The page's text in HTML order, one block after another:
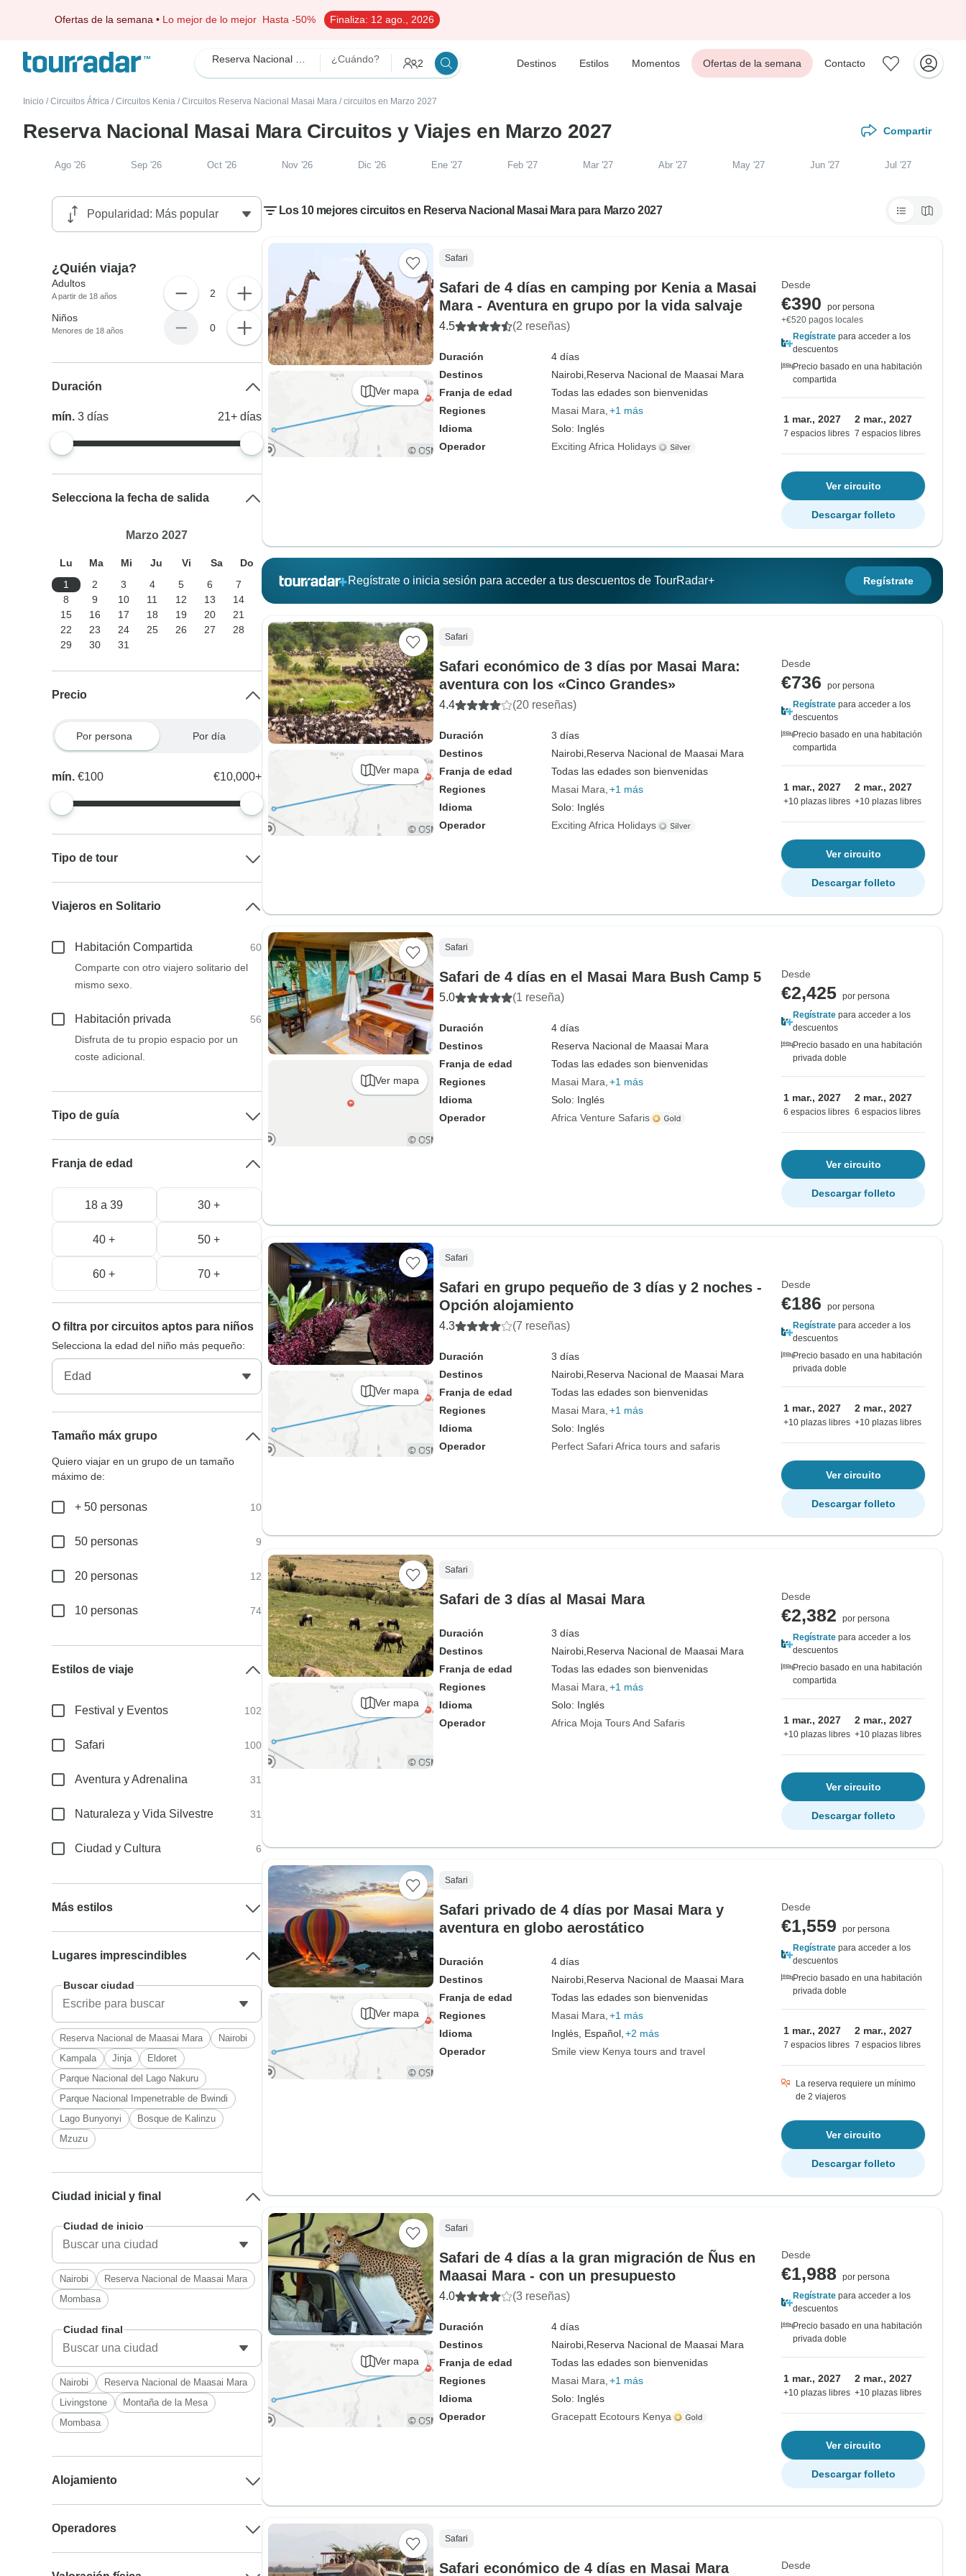
Ofertas de la semana • Lo mejor de lo mejor Hasta -50% Finaliza: 12 ago., 2026
¿Cuándo? 2 Destinos Estilos Momentos Ofertas de la semana Contacto
Inicio / Circuitos África / Circuitos Kenia / Circuitos Reserva Nacional Masai Mara / circuitos en Marzo 2027
Reserva Nacional Masai Mara Circuitos y Viajes en Marzo 2027 Compartir
Ago '26 Sep '26 Oct '26 Nov '26 Dic '26 Ene '27 Feb '27 Mar '27 Abr '27 May '27 Jun '27 Jul '27
Los 10 mejores circuitos en Reserva Nacional Masai Mara para Marzo 2027
Ver mapa
Safari
Safari de 4 días en camping por Kenia a Masai
Mara - Aventura en grupo por la vida salvaje
4.5 (2 reseñas)
Duración
4 días
Destinos
Nairobi, Reserva Nacional de Maasai Mara
Franja de edad
Todas las edades son bienvenidas
Regiones
Masai Mara +1 más
Idioma
Solo: Inglés
Operador
Exciting Africa Holidays
Desde
€390
por persona
+€520 pagos locales
Regístrate para acceder a los
descuentos
Precio basado en una habitación
compartida
1 mar., 2027
7 espacios libres
2 mar., 2027
7 espacios libres
Ver circuito
Descargar folleto
Regístrate o inicia sesión para acceder a tus descuentos de TourRadar+ Regístrate
Ver mapa
Safari
Safari económico de 3 días por Masai Mara:
aventura con los «Cinco Grandes»
4.4 (20 reseñas)
Duración
3 días
Destinos
Nairobi, Reserva Nacional de Maasai Mara
Franja de edad
Todas las edades son bienvenidas
Regiones
Masai Mara +1 más
Idioma
Solo: Inglés
Operador
Exciting Africa Holidays
Desde
€736
por persona
Regístrate para acceder a los
descuentos
Precio basado en una habitación
compartida
1 mar., 2027
+10 plazas libres
2 mar., 2027
+10 plazas libres
Ver circuito
Descargar folleto
Ver mapa
Safari
Safari de 4 días en el Masai Mara Bush Camp 5
5.0 (1 reseña)
Duración
4 días
Destinos
Reserva Nacional de Maasai Mara
Franja de edad
Todas las edades son bienvenidas
Regiones
Masai Mara +1 más
Idioma
Solo: Inglés
Operador
Africa Venture Safaris
Desde
€2,425 por persona
Regístrate para acceder a los
descuentos
Precio basado en una habitación
privada doble
1 mar., 2027
6 espacios libres
2 mar., 2027
6 espacios libres
Ver circuito
Descargar folleto
Ver mapa
Safari
Safari en grupo pequeño de 3 días y 2 noches -
Opción alojamiento
4.3 (7 reseñas)
Duración
3 días
Destinos
Nairobi, Reserva Nacional de Maasai Mara
Franja de edad
Todas las edades son bienvenidas
Regiones
Masai Mara +1 más
Idioma
Solo: Inglés
Operador
Perfect Safari Africa tours and safaris
Desde
€186
por persona
Regístrate para acceder a los
descuentos
Precio basado en una habitación
privada doble
1 mar., 2027
+10 plazas libres
2 mar., 2027
+10 plazas libres
Ver circuito
Descargar folleto
Ver mapa
Safari
Safari de 3 días al Masai Mara
Duración
3 días
Destinos
Nairobi, Reserva Nacional de Maasai Mara
Franja de edad
Todas las edades son bienvenidas
Regiones
Masai Mara +1 más
Idioma
Solo: Inglés
Operador
Africa Moja Tours And Safaris
Desde
€2,382
por persona
Regístrate para acceder a los
descuentos
Precio basado en una habitación
compartida
1 mar., 2027
+10 plazas libres
2 mar., 2027
+10 plazas libres
Ver circuito
Descargar folleto
Ver mapa
Safari
Safari privado de 4 días por Masai Mara y
aventura en globo aerostático
Duración
4 días
Destinos
Nairobi, Reserva Nacional de Maasai Mara
Franja de edad
Todas las edades son bienvenidas
Regiones
Masai Mara +1 más
Idioma
Inglés, Español, +2 más
Operador
Smile view Kenya tours and travel
Desde
€1,559
por persona
Regístrate para acceder a los
descuentos
Precio basado en una habitación
privada doble
1 mar., 2027
7 espacios libres
2 mar., 2027
7 espacios libres
La reserva requiere un mínimo
de 2 viajeros
Ver circuito
Descargar folleto
Ver mapa
Safari
Safari de 4 días a la gran migración de Ñus en
Maasai Mara - con un presupuesto
4.0 (3 reseñas)
Duración
4 días
Destinos
Nairobi, Reserva Nacional de Maasai Mara
Franja de edad
Todas las edades son bienvenidas
Regiones
Masai Mara +1 más
Idioma
Solo: Inglés
Operador
Gracepatt Ecotours Kenya
Desde
€1,988
por persona
Regístrate para acceder a los
descuentos
Precio basado en una habitación
privada doble
1 mar., 2027
+10 plazas libres
2 mar., 2027
+10 plazas libres
Ver circuito
Descargar folleto
Safari
Safari económico de 4 días en Masai Mara Desde
¿Quién viaja?
Adultos
A partir de 18 años 2
Niños
Menores de 18 años 0
Duración
mín.3días 21+ días
Selecciona la fecha de salida
Marzo 2027
Lu Ma Mi Ju Vi Sa
Do
1
2 3 4 5 6
7
8
9 10 11 12 13
14
15
16 17 18 19 20
21
22
23 24 25 26 27
28
29
30 31
Precio
Por persona Por día
mín.€100 €10,000+
Tipo de tour
Viajeros en Solitario
Habitación Compartida
60
Comparte con otro viajero solitario del
mismo sexo.
Habitación privada
56
Disfruta de tu propio espacio por un
coste adicional.
Tipo de guía
Franja de edad
18 a 39 30 +
40 + 50 +
60 + 70 +
O filtra por circuitos aptos para niños
Selecciona la edad del niño más pequeño:
Tamaño máx grupo
Quiero viajar en un grupo de un tamaño
máximo de:
+ 50 personas 10
50 personas 9
20 personas 12
10 personas 74
Estilos de viaje
Festival y Eventos 102
Safari 100
Aventura y Adrenalina 31
Naturaleza y Vida Silvestre 31
Ciudad y Cultura 6
Más estilos
Lugares imprescindibles
Buscar ciudad
Reserva Nacional de Maasai Mara
Nairobi
Kampala
Jinja
Eldoret
Parque Nacional del Lago Nakuru
Parque Nacional Impenetrable de Bwindi
Lago Bunyonyi
Bosque de Kalinzu
Mzuzu
Ciudad inicial y final
Ciudad de inicio
Nairobi
Reserva Nacional de Maasai Mara
Mombasa
Ciudad final
Nairobi
Reserva Nacional de Maasai Mara
Livingstone
Montaña de la Mesa
Mombasa
Alojamiento
Operadores